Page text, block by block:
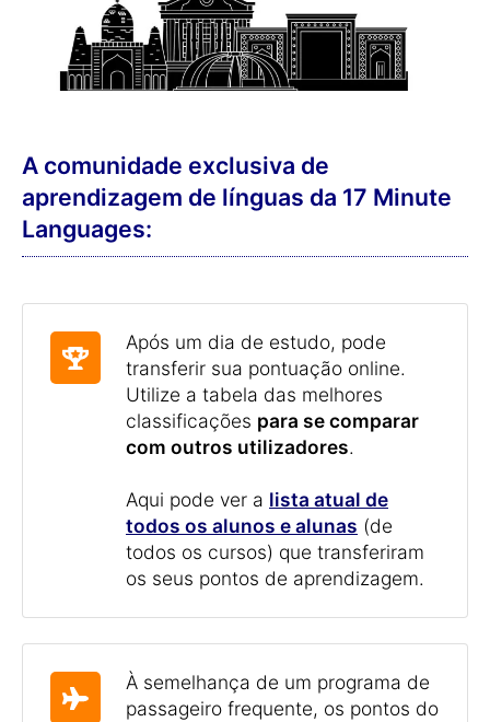
A comunidade exclusiva de
aprendizagem de línguas da 17 Minute
Languages:
Após um dia de estudo, pode
transferir sua pontuação online.
Utilize a tabela das melhores
classificações para se comparar
com outros utilizadores.
Aqui pode ver a lista atual de
todos os alunos e alunas (de
todos os cursos) que transferiram
os seus pontos de aprendizagem.
À semelhança de um programa de
passageiro frequente, os pontos do